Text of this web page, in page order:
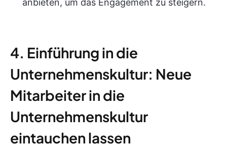
anbieten, um das Engagement zu steigern.
4. Einführung in die
Unternehmenskultur: Neue
Mitarbeiter in die
Unternehmenskultur
eintauchen lassen